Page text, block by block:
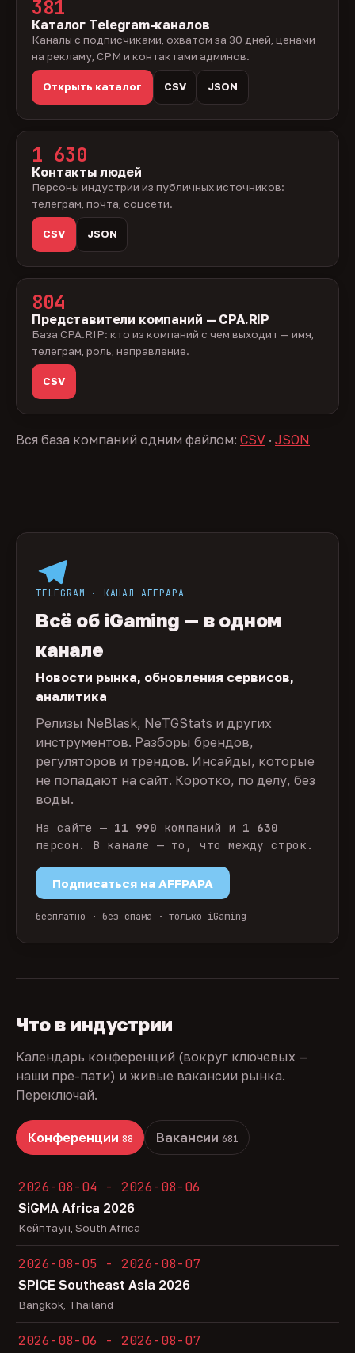
381
Каталог Telegram-каналов
Каналы с подписчиками, охватом за 30 дней, ценами
на рекламу, CPM и контактами админов.
Открыть каталог CSV JSON
1 630
Контакты людей
Персоны индустрии из публичных источников:
телеграм, почта, соцсети.
CSV JSON
804
Представители компаний — CPA.RIP
База CPA.RIP: кто из компаний с чем выходит — имя,
телеграм, роль, направление.
CSV
Вся база компаний одним файлом: CSV · JSON
TELEGRAM · КАНАЛ AFFPAPA
Всё об iGaming — в одном
канале
Новости рынка, обновления сервисов,
аналитика
Релизы NeBlask, NeTGStats и других
инструментов. Разборы брендов,
регуляторов и трендов. Инсайды, которые
не попадают на сайт. Коротко, по делу, без
воды.
На сайте — 11 990 компаний и 1 630
персон. В канале — то, что между строк.
Подписаться на AFFPAPA
бесплатно · без спама · только iGaming
Что в индустрии
Календарь конференций (вокруг ключевых —
наши пре-пати) и живые вакансии рынка.
Переключай.
Конференции 88 Вакансии 681
2026-08-04 - 2026-08-06
SiGMA Africa 2026
Кейптаун, South Africa
2026-08-05 - 2026-08-07
SPiCE Southeast Asia 2026
Bangkok, Thailand
2026-08-06 - 2026-08-07